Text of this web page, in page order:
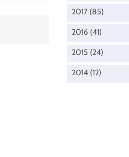
2017 (85)
2016 (41)
2015 (24)
2014 (12)